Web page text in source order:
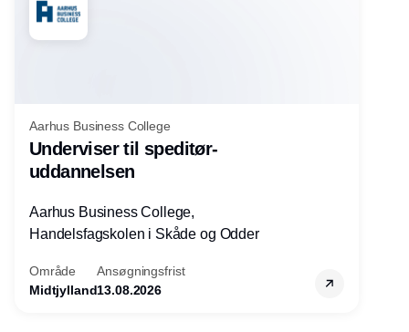
Aarhus Business College
Underviser til speditør-
uddannelsen
Aarhus Business College,
Handelsfagskolen i Skåde og Odder
Område
Midtjylland
Ansøgningsfrist
13.08.2026